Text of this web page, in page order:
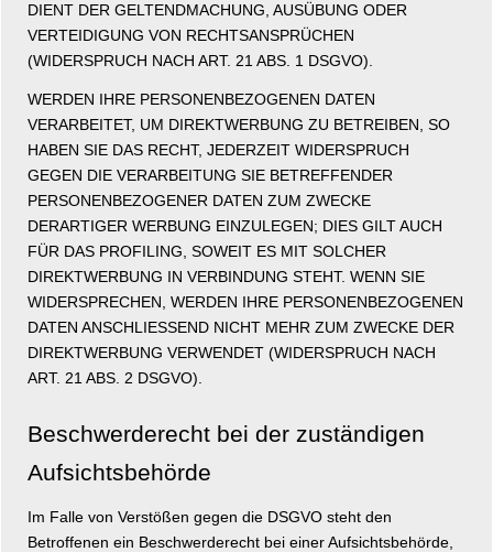
DIENT DER GELTENDMACHUNG, AUSÜBUNG ODER
VERTEIDIGUNG VON RECHTSANSPRÜCHEN
(WIDERSPRUCH NACH ART. 21 ABS. 1 DSGVO).
WERDEN IHRE PERSONENBEZOGENEN DATEN
VERARBEITET, UM DIREKTWERBUNG ZU BETREIBEN, SO
HABEN SIE DAS RECHT, JEDERZEIT WIDERSPRUCH
GEGEN DIE VERARBEITUNG SIE BETREFFENDER
PERSONENBEZOGENER DATEN ZUM ZWECKE
DERARTIGER WERBUNG EINZULEGEN; DIES GILT AUCH
FÜR DAS PROFILING, SOWEIT ES MIT SOLCHER
DIREKTWERBUNG IN VERBINDUNG STEHT. WENN SIE
WIDERSPRECHEN, WERDEN IHRE PERSONENBEZOGENEN
DATEN ANSCHLIESSEND NICHT MEHR ZUM ZWECKE DER
DIREKTWERBUNG VERWENDET (WIDERSPRUCH NACH
ART. 21 ABS. 2 DSGVO).
Beschwerderecht bei der zuständigen
Aufsichtsbehörde
Im Falle von Verstößen gegen die DSGVO steht den
Betroffenen ein Beschwerderecht bei einer Aufsichtsbehörde,